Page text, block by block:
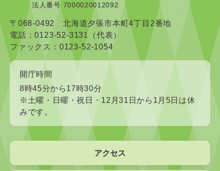
法人番号 7000020012092
〒068-0492 北海道夕張市本町4丁目2番地
電話：0123-52-3131（代表）
ファックス：0123-52-1054
開庁時間
8時45分から17時30分
※土曜・日曜・祝日・12月31日から1月5日は休
みです。
アクセス